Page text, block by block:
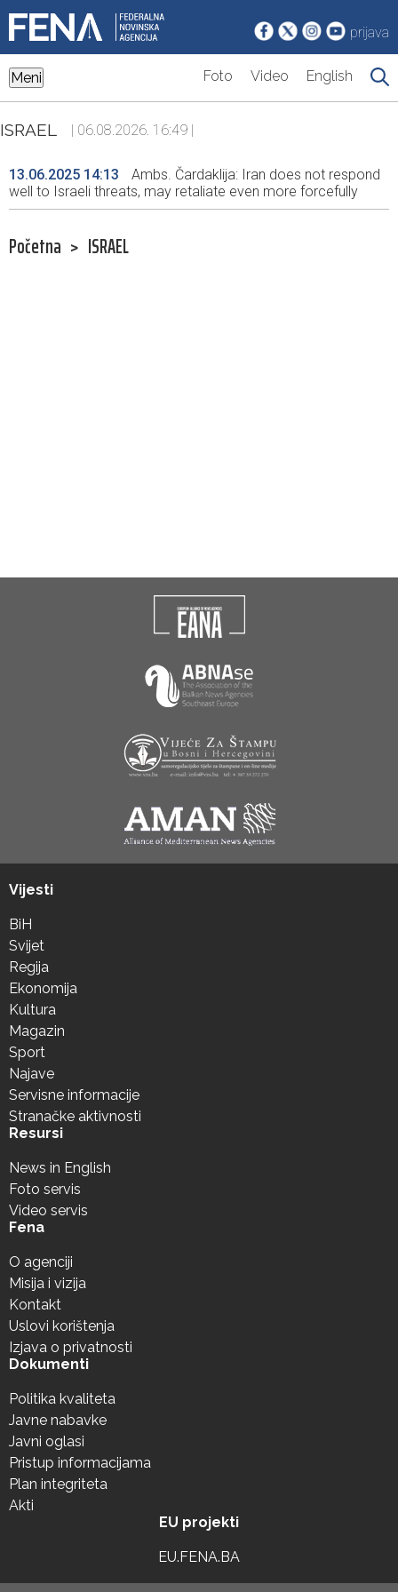
prijava
Meni Foto Video English
ISRAEL | 06.08.2026. 16:49 |
13.06.2025 14:13
Ambs. Čardaklija: Iran does not respond
well to Israeli threats, may retaliate even more forcefully
Početna > ISRAEL
Vijesti
BiH
Svijet
Regija
Ekonomija
Kultura
Magazin
Sport
Najave
Servisne informacije
Stranačke aktivnosti
Resursi
News in English
Foto servis
Video servis
Fena
O agenciji
Misija i vizija
Kontakt
Uslovi korištenja
Izjava o privatnosti
Dokumenti
Politika kvaliteta
Javne nabavke
Javni oglasi
Pristup informacijama
Plan integriteta
Akti
EU projekti
EU.FENA.BA